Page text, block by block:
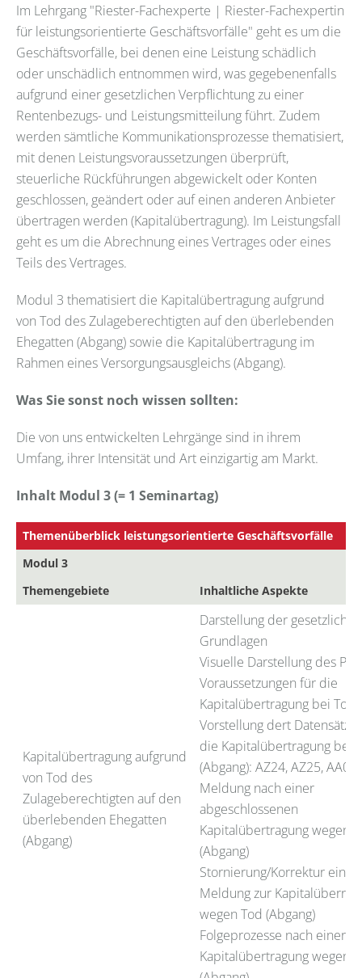
Im Lehrgang "Riester-Fachexperte | Riester-Fachexpertin
für leistungsorientierte Geschäftsvorfälle" geht es um die
Geschäftsvorfälle, bei denen eine Leistung schädlich
oder unschädlich entnommen wird, was gegebenenfalls
aufgrund einer gesetzlichen Verpflichtung zu einer
Rentenbezugs- und Leistungsmitteilung führt. Zudem
werden sämtliche Kommunikationsprozesse thematisiert,
mit denen Leistungsvoraussetzungen überprüft,
steuerliche Rückführungen abgewickelt oder Konten
geschlossen, geändert oder auf einen anderen Anbieter
übertragen werden (Kapitalübertragung). Im Leistungsfall
geht es um die Abrechnung eines Vertrages oder eines
Teils des Vertrages.
Modul 3 thematisiert die Kapitalübertragung aufgrund
von Tod des Zulageberechtigten auf den überlebenden
Ehegatten (Abgang) sowie die Kapitalübertragung im
Rahmen eines Versorgungsausgleichs (Abgang).
Was Sie sonst noch wissen sollten:
Die von uns entwickelten Lehrgänge sind in ihrem
Umfang, ihrer Intensität und Art einzigartig am Markt.
Inhalt Modul 3 (= 1 Seminartag)
Themenüberblick leistungsorientierte Geschäftsvorfälle
Modul 3
Themengebiete
Inhaltliche Aspekte
Kapitalübertragung aufgrund
von Tod des
Zulageberechtigten auf den
überlebenden Ehegatten
(Abgang)
Darstellung der gesetzlichen
Grundlagen
Visuelle Darstellung des
Voraussetzungen für die
Kapitalübertragung bei Tod
Vorstellung dert Datensätze
die Kapitalübertragung bei
(Abgang): AZ24, AZ25, AA01
Meldung nach einer
abgeschlossenen
Kapitalübertragung wegen
(Abgang)
Stornierung/Korrektur einer
Meldung zur
wegen Tod (Abgang)
Folgeprozesse nach einer
Kapitalübertragung wegen